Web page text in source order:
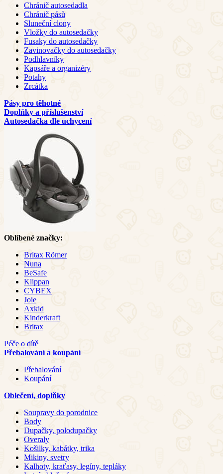
Chránič autosedadla
Chránič pásů
Sluneční clony
Vložky do autosedačky
Fusaky do autosedačky
Zavinovačky do autosedačky
Podhlavníky
Kapsáře a organizéry
Potahy
Zrcátka
Pásy pro těhotné
Doplňky a příslušenství
Autosedačka dle uchycení
Oblíbené značky:
Britax Römer
Nuna
BeSafe
Klippan
CYBEX
Joie
Axkid
Kinderkraft
Britax
Péče o dítě
Přebalování a koupání
Přebalování
Koupání
Oblečení, doplňky
Soupravy do porodnice
Body
Dupačky, polodupačky
Overaly
Košilky, kabátky, trika
Mikiny, svetry
Kalhoty, kraťasy, legíny, tepláky